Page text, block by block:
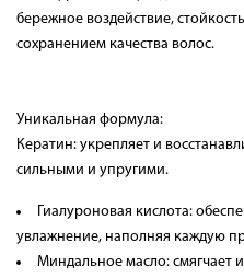
бережное воздействие,
сохранением качества волос.
Уникальная формула:
Кератин: укрепляет и
сильными и упругими.
Гиалуроновая кислота:
увлажнение, наполняя каждую
Миндальное масло: смягчает